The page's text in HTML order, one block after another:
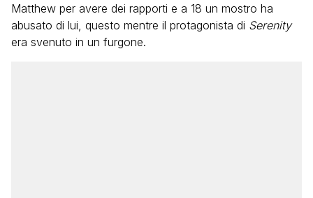
Matthew per avere dei rapporti e a 18 un mostro ha
abusato di lui, questo mentre il protagonista di Serenity
era svenuto in un furgone.